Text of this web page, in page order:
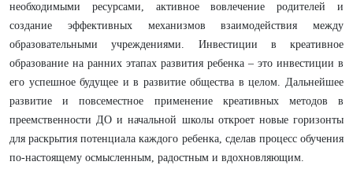
необходимыми ресурсами, активное вовлечение родителей и
создание эффективных механизмов взаимодействия между
образовательными учреждениями. Инвестиции в креативное
образование на ранних этапах развития ребенка – это инвестиции в
его успешное будущее и в развитие общества в целом. Дальнейшее
развитие и повсеместное применение креативных методов в
преемственности ДО и начальной школы откроет новые горизонты
для раскрытия потенциала каждого ребенка, сделав процесс обучения
по-настоящему осмысленным, радостным и вдохновляющим.